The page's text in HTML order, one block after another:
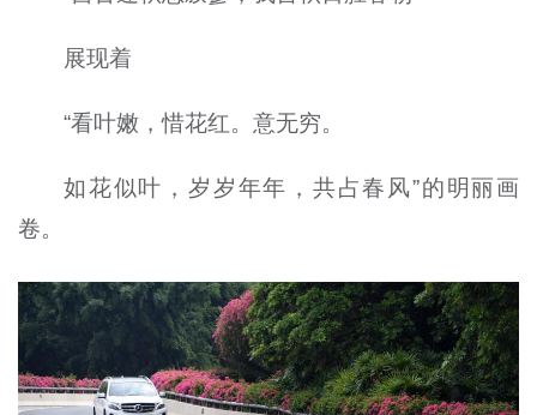
展现着
“看叶嫩，惜花红。意无穷。
如花似叶，岁岁年年，共占春风”的明丽画
卷。